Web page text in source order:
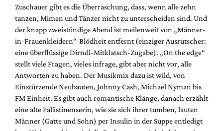
Zuschauer gibt es die Überraschung, dass, wenn alle zehn
tanzen, Mimen und Tänzer nicht zu unterscheiden sind. Und
der knapp zweistündige Abend ist meilenweit von „Männer-
in-Frauenkleidern“-Blödheit entfernt (einziger Ausrutscher:
eine überflüssige Dirndl-Mitklatsch-Zugabe). „On the edge“
stellt viele Fragen, vieles infrage, gibt aber nicht vor, alle
Antworten zu haben. Der Musikmix dazu ist wild, von
Einstürzende Neubauten, Johnny Cash, Michael Nyman bis
FM Einheit. Es gibt auch romantische Klänge, danach erzählt
eine alte Palästinenserin, wie sie sich ihrer tumben, lauten
Männer (Gatte und Sohn) per Insulin in der Suppe entledigt